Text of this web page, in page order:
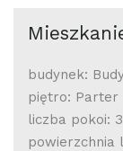
budynek:
piętro: Parter
liczba pokoi: 3
powierzchnia